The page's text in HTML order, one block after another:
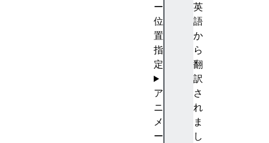
英
語
か
ら
翻
訳
さ
れ
ま
し
ー
位
置
指
定
ア
ニ
メ
ー